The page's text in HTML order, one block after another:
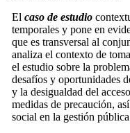
Elcaso​ de estudio ​
temporales y pone en
que es transversal al
analiza el contexto de
el estudio sobre la
desafíos y oportunidades
y la desigualdad del
medidas de precaución,
social en la gestión